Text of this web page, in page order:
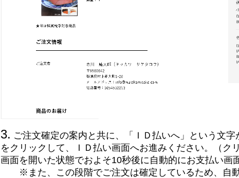
3. ご注文確定の案内と共に、「ＩＤ払いへ」という文
をクリックして、ＩＤ払い画面へお進みください。（ク
画面を開いた状態でおよそ10秒後に自動的にお支払い画
※また、この段階でご注文は確定しているため、自動